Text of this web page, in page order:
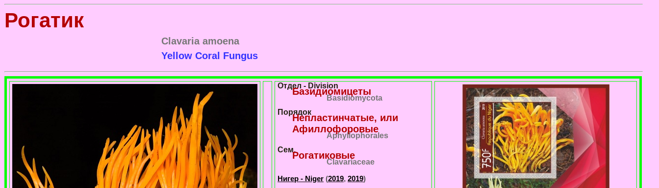
Рогатик
Clavaria amoena
Yellow Coral Fungus
Отдел - Division
Базидиомицеты
Basidiomycota
Порядок
Непластинчатые, или
Афиллофоровые
Aphyllophorales
Сем.
Рогатиковые
Clavariaceae
Нигер - Niger (2019, 2019)